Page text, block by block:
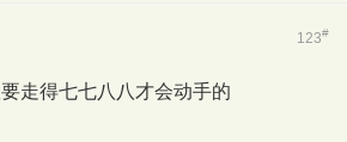
123#
走得七七八八才会动手的